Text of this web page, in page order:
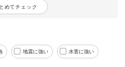
めてチェック
地震に強い 水害に強い